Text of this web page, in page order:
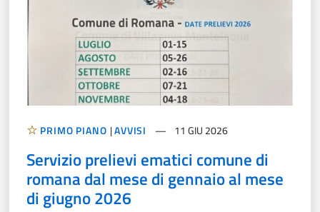
PRIMO PIANO |AVVISI 11 GIU 2026
Servizio prelievi ematici comune di
romana dal mese di gennaio al mese
di giugno 2026